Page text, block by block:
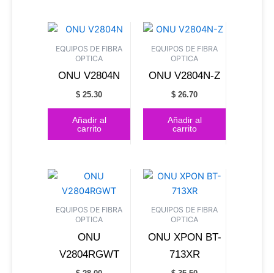
EQUIPOS DE FIBRA
OPTICA
ONU V2804N
$ 25.30
Añadir al
carrito
EQUIPOS DE FIBRA
OPTICA
ONU V2804N-Z
$ 26.70
Añadir al
carrito
EQUIPOS DE FIBRA
OPTICA
ONU
V2804RGWT
EQUIPOS DE FIBRA
OPTICA
ONU XPON BT-
713XR